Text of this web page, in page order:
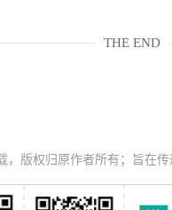
THE END
，版权归原作者所有；旨在